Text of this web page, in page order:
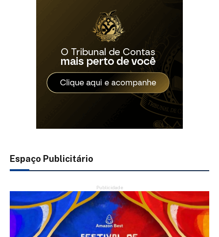
Espaço Publicitário
Publicidade